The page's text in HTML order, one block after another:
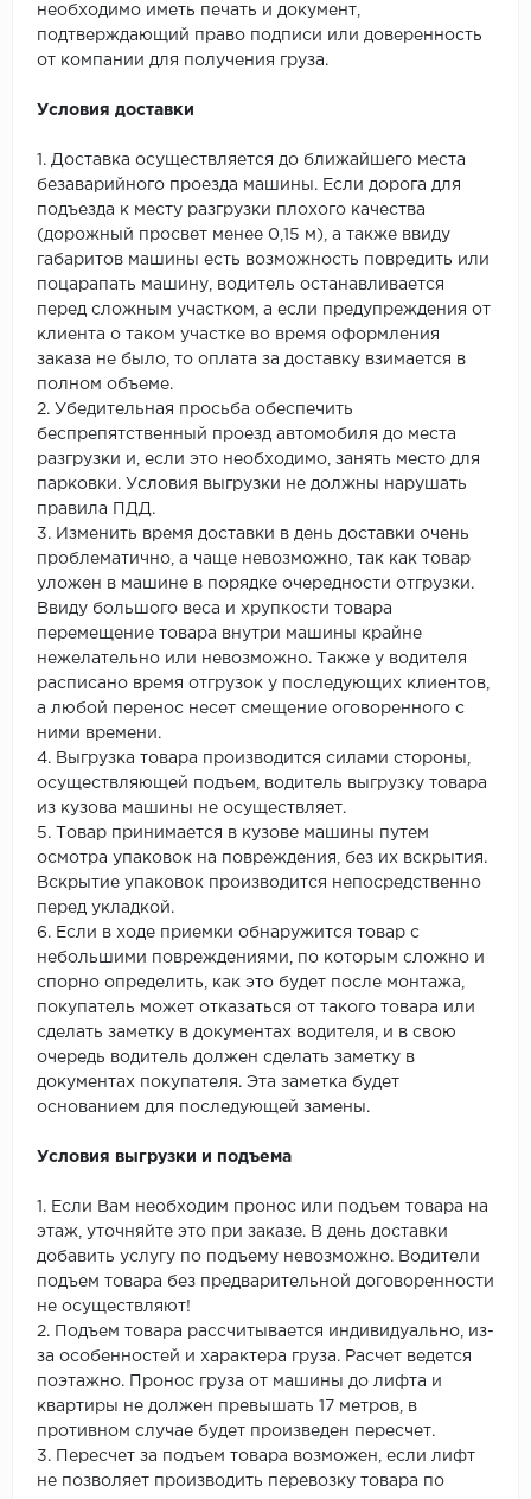
необходимо иметь печать и документ,
подтверждающий право подписи или доверенность
от компании для получения груза.
Условия доставки
1. Доставка осуществляется до ближайшего места
безаварийного проезда машины. Если дорога для
подъезда к месту разгрузки плохого качества
(дорожный просвет менее 0,15 м), а также ввиду
габаритов машины есть возможность повредить или
поцарапать машину, водитель останавливается
перед сложным участком, а если предупреждения от
клиента о таком участке во время оформления
заказа не было, то оплата за доставку взимается в
полном объеме.
2. Убедительная просьба обеспечить
беспрепятственный проезд автомобиля до места
разгрузки и, если это необходимо, занять место для
парковки. Условия выгрузки не должны нарушать
правила ПДД.
3. Изменить время доставки в день доставки очень
проблематично, а чаще невозможно, так как товар
уложен в машине в порядке очередности отгрузки.
Ввиду большого веса и хрупкости товара
перемещение товара внутри машины крайне
нежелательно или невозможно. Также у водителя
расписано время отгрузок у последующих клиентов,
а любой перенос несет смещение оговоренного с
ними времени.
4. Выгрузка товара производится силами стороны,
осуществляющей подъем, водитель выгрузку товара
из кузова машины не осуществляет.
5. Товар принимается в кузове машины путем
осмотра упаковок на повреждения, без их вскрытия.
Вскрытие упаковок производится непосредственно
перед укладкой.
6. Если в ходе приемки обнаружится товар с
небольшими повреждениями, по которым сложно и
спорно определить, как это будет после монтажа,
покупатель может отказаться от такого товара или
сделать заметку в документах водителя, и в свою
очередь водитель должен сделать заметку в
документах покупателя. Эта заметка будет
основанием для последующей замены.
Условия выгрузки и подъема
1. Если Вам необходим пронос или подъем товара на
этаж, уточняйте это при заказе. В день доставки
добавить услугу по подъему невозможно. Водители
подъем товара без предварительной договоренности
не осуществляют!
2. Подъем товара рассчитывается индивидуально, из-
за особенностей и характера груза. Расчет ведется
поэтажно. Пронос груза от машины до лифта и
квартиры не должен превышать 17 метров, в
противном случае будет произведен пересчет.
3. Пересчет за подъем товара возможен, если лифт
не позволяет производить перевозку товара по